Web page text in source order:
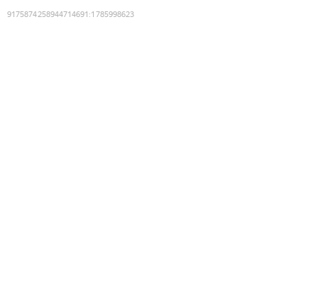
9175874258944714691 :1785998623